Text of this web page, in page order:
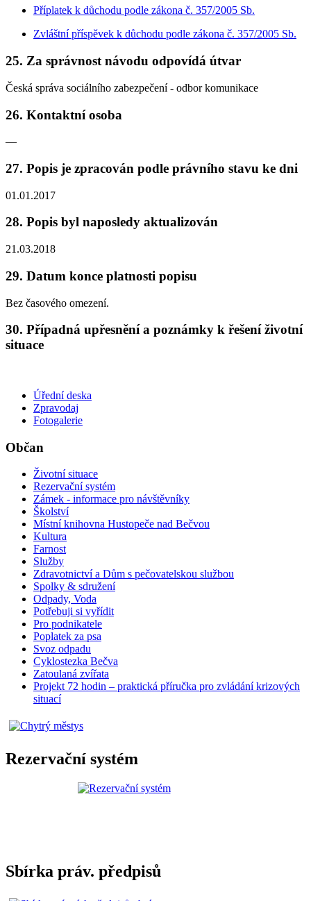
Příplatek k důchodu podle zákona č. 357/2005 Sb.
Zvláštní příspěvek k důchodu podle zákona č. 357/2005 Sb.
25. Za správnost návodu odpovídá útvar
Česká správa sociálního zabezpečení - odbor komunikace
26. Kontaktní osoba
—
27. Popis je zpracován podle právního stavu ke dni
01.01.2017
28. Popis byl naposledy aktualizován
21.03.2018
29. Datum konce platnosti popisu
Bez časového omezení.
30. Případná upřesnění a poznámky k řešení životní
situace
Úřední deska
Zpravodaj
Fotogalerie
Občan
Životní situace
Rezervační systém
Zámek - informace pro návštěvníky
Školství
Místní knihovna Hustopeče nad Bečvou
Kultura
Farnost
Služby
Zdravotnictví a Dům s pečovatelskou službou
Spolky & sdružení
Odpady, Voda
Potřebuji si vyřídit
Pro podnikatele
Poplatek za psa
Svoz odpadu
Cyklostezka Bečva
Zatoulaná zvířata
Projekt 72 hodin – praktická příručka pro zvládání krizových
situací
Rezervační systém
Sbírka práv. předpisů